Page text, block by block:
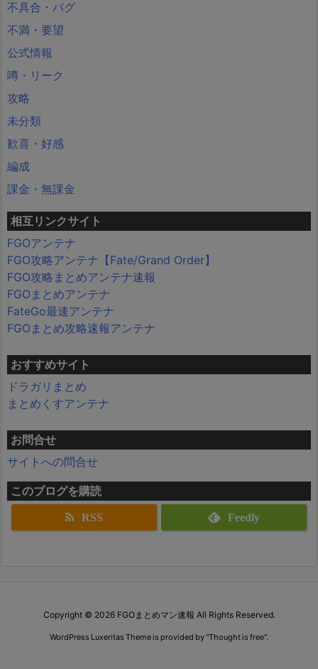
不具合・バグ
不満・要望
公式情報
噂・リーク
攻略
未分類
歓喜・好感
編成
課金・無課金
相互リンクサイト
FGOアンテナ
FGO攻略アンテナ【Fate/Grand Order】
FGO攻略まとめアンテナ速報
FGOまとめアンテナ
FateGo最速アンテナ
FGOまとめ攻略速報アンテナ
おすすめサイト
ドラガリまとめ
まとめくすアンテナ
お問合せ
サイトへの問合せ
このブログを購読
RSS Feedly
Copyright © 2026 FGOまとめマン速報 All Rights Reserved.
WordPress Luxeritas Theme is provided by "Thought is free".